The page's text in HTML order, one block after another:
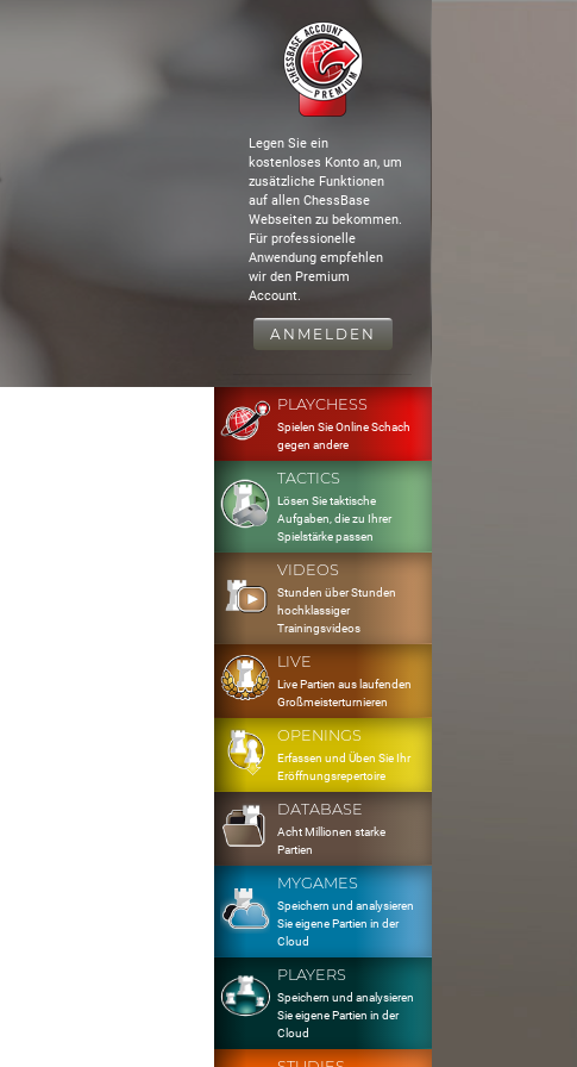
Legen Sie ein
kostenloses Konto an, um
zusätzliche Funktionen
auf allen ChessBase
Webseiten zu bekommen.
Für professionelle
Anwendung empfehlen
wir den Premium
Account.
ANMELDEN
PLAYCHESS
Spielen Sie Online Schach
gegen andere
TACTICS
Lösen Sie taktische
Aufgaben, die zu Ihrer
Spielstärke passen
VIDEOS
Stunden über Stunden
hochklassiger
Trainingsvideos
LIVE
Live Partien aus laufenden
Großmeisterturnieren
OPENINGS
Erfassen und Üben Sie Ihr
Eröffnungsrepertoire
DATABASE
Acht Millionen starke
Partien
MYGAMES
Speichern und analysieren
Sie eigene Partien in der
Cloud
PLAYERS
Speichern und analysieren
Sie eigene Partien in der
Cloud